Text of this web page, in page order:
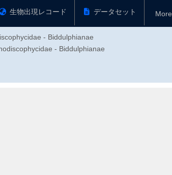
生物出現レコード データセット More
- Biddulphianae
- Biddulphianae